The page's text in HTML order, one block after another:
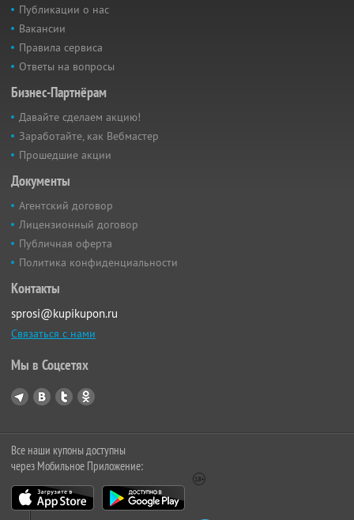
Публикации о нас
Вакансии
Правила сервиса
Ответы на вопросы
Бизнес-Партнёрам
Давайте сделаем акцию!
Заработайте, как Вебмастер
Прошедшие акции
Документы
Агентский договор
Лицензионный договор
Публичная оферта
Политика конфиденциальности
Контакты
sprosi@kupikupon.ru
Связаться с нами
Мы в Соцсетях
Все наши купоны доступны
через Мобильное Приложение: